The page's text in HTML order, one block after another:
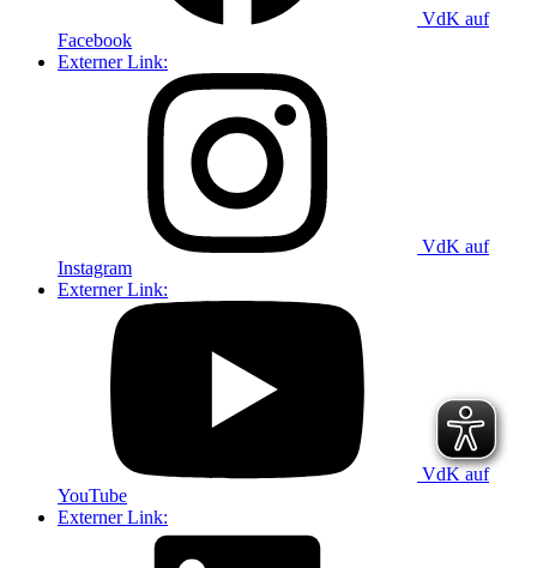
VdK auf
Facebook
Externer Link:
VdK auf
Instagram
Externer Link:
VdK auf
YouTube
Externer Link: